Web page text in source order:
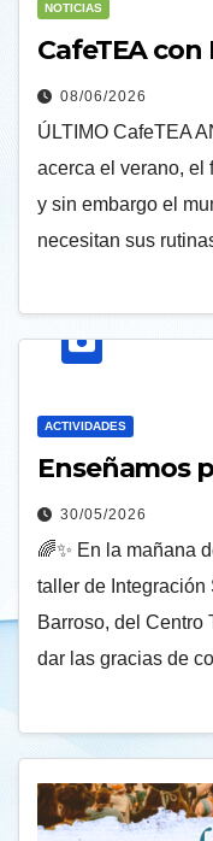
NOTICIAS
CafeTEA
08/06/2026
ÚLTIMO CafeTEA
acerca el verano, el
y sin embargo el
necesitan sus
ACTIVIDADES
Enseñamos
30/05/2026
🌈✨ En la mañana
taller de
Barroso, del Centro
dar las gracias de